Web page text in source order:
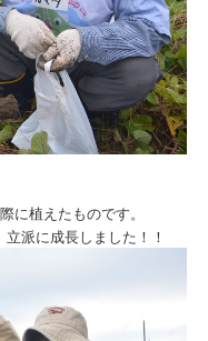
に植えたものです。
派に成長しました！！